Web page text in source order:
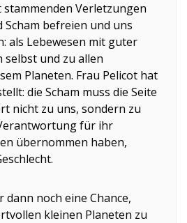
Verletzungen
Scham befreien und uns
als Lebewesen mit guter
selbst und zu allen
Planeten. Frau Pelicot hat
die Scham muss die Seite
nicht zu uns, sondern zu
für ihr
übernommen haben,
dann noch eine Chance,
kleinen Planeten zu